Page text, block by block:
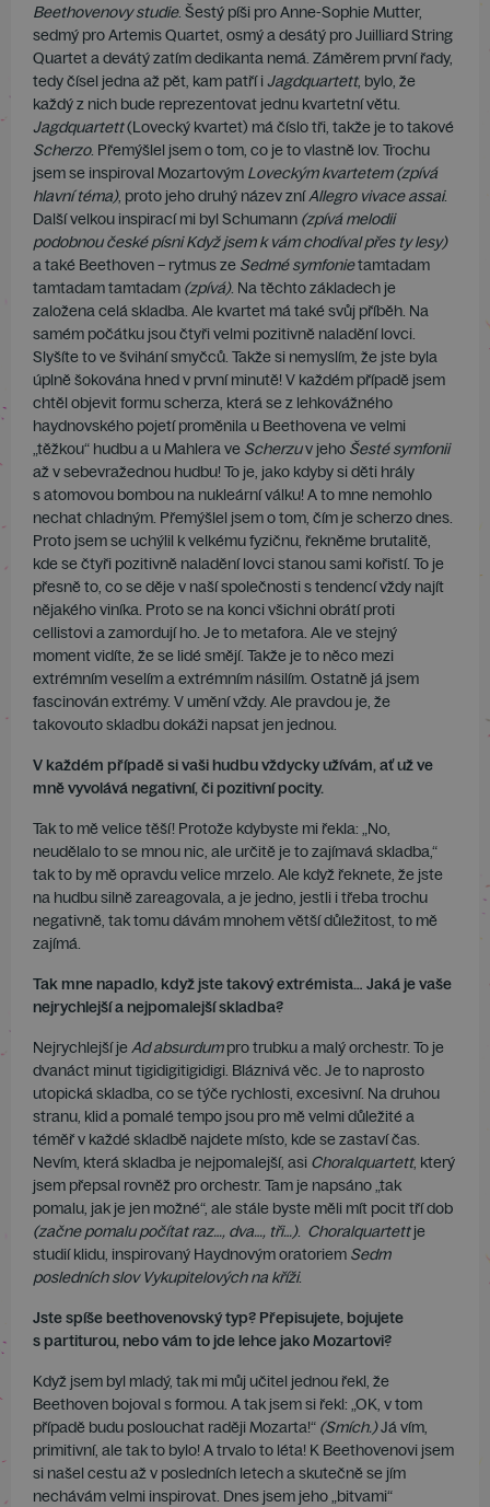
Beethovenovy studie. Šestý píši pro Anne-Sophie Mutter,
sedmý pro Artemis Quartet, osmý a desátý pro Juilliard String
Quartet a devátý zatím dedikanta nemá. Záměrem první řady,
tedy čísel jedna až pět, kam patří iJagdquartett, bylo, že
každý z nich bude reprezentovat jednu kvartetní větu.
Jagdquartett(Lovecký kvartet) má číslo tři, takže je to takové
Scherzo. Přemýšlel jsem o tom, co je to vlastně lov. Trochu
jsem se inspiroval Mozartovým Loveckým kvartetem (zpívá
hlavní téma), proto jeho druhý název zníAllegro vivace assai.
Další velkou inspirací mi byl Schumann (zpívá melodii
podobnou české písni Když jsem k vám chodíval přes ty lesy)
a také Beethoven – rytmus ze Sedmé symfonietamtadam
tamtadam tamtadam (zpívá). Na těchto základech je
založena celá skladba. Ale kvartet má také svůj příběh. Na
samém počátku jsou čtyři velmi pozitivně naladění lovci.
Slyšíte to ve švihání smyčců. Takže si nemyslím, že jste byla
úplně šokována hned v první minutě! V každém případě jsem
chtěl objevit formu scherza, která se z lehkovážného
haydnovského pojetí proměnila u Beethovena ve velmi
„těžkou“ hudbu a u Mahlera ve Scherzuv jeho Šesté symfonii
až v sebevražednou hudbu! To je, jako kdyby si děti hrály
s atomovou bombou na nukleární válku! A to mne nemohlo
nechat chladným. Přemýšlel jsem o tom, čím je scherzo dnes.
Proto jsem se uchýlil k velkému fyzičnu, řekněme brutalitě,
kde se čtyři pozitivně naladění lovci stanou sami kořistí. To je
přesně to, co se děje v naší společnosti s tendencí vždy najít
nějakého viníka. Proto se na konci všichni obrátí proti
cellistovi a zamordují ho. Je to metafora. Ale ve stejný
moment vidíte, že se lidé smějí. Takže je to něco mezi
extrémním veselím a extrémním násilím. Ostatně já jsem
fascinován extrémy. V umění vždy. Ale pravdou je, že
takovouto skladbu dokáži napsat jen jednou.
V každém případě si vaši hudbu vždycky užívám, ať už ve
mně vyvolává negativní, či pozitivní pocity.
Tak to mě velice těší! Protože kdybyste mi řekla: „No,
neudělalo to se mnou nic, ale určitě je to zajímavá skladba,“
tak to by mě opravdu velice mrzelo. Ale když řeknete, že jste
na hudbu silně zareagovala, a je jedno, jestli i třeba trochu
negativně, tak tomu dávám mnohem větší důležitost, to mě
zajímá.
Tak mne napadlo, když jste takový extrémista… Jaká je vaše
nejrychlejší a nejpomalejší skladba?
Nejrychlejší jeAd absurdumpro trubku a malý orchestr. To je
dvanáct minut tigidigitigidigi. Bláznivá věc. Je to naprosto
utopická skladba, co se týče rychlosti, excesivní. Na druhou
stranu, klid a pomalé tempo jsou pro mě velmi důležité a
téměř v každé skladbě najdete místo, kde se zastaví čas.
Nevím, která skladba je nejpomalejší, asi Choralquartett, který
jsem přepsal rovněž pro orchestr. Tam je napsáno „tak
pomalu, jak je jen možné“, ale stále byste měli mít pocit tří dob
(začne pomalu počítat raz…, dva…, tři…). Choralquartettje
studií klidu, inspirovaný Haydnovým oratoriem Sedm
posledních slov Vykupitelových na kříži.
Jste spíše beethovenovský typ? Přepisujete, bojujete
s partiturou, nebo vám to jde lehce jako Mozartovi?
Když jsem byl mladý, tak mi můj učitel jednou řekl, že
Beethoven bojoval s formou. A tak jsem si řekl: „OK, v tom
případě budu poslouchat raději Mozarta!“ (Smích.)Já vím,
primitivní, ale tak to bylo! A trvalo to léta! K Beethovenovi jsem
si našel cestu až v posledních letech a skutečně se jím
nechávám velmi inspirovat. Dnes jsem jeho „bitvami“